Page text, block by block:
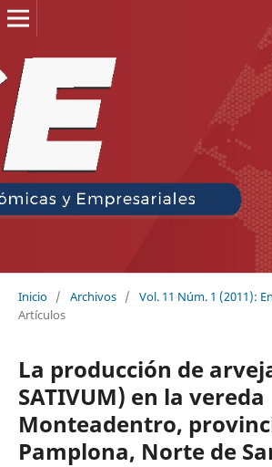
Inicio / Archivos / Vol. 11 Núm. 1 (2011):
Artículos
La producción de
SATIVUM) en la vereda
Monteadentro,
Pamplona, Norte de